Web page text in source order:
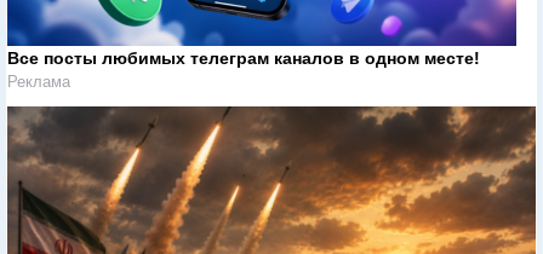
Все посты любимых телеграм каналов в одном месте!
Реклама